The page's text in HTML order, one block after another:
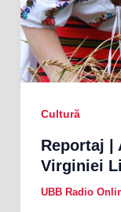
Cultură
Reportaj |
Virginiei
UBB Radio